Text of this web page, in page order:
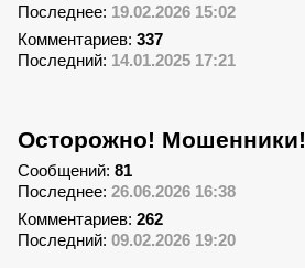
Последнее: 19.02.2026 15:02
Комментариев: 337
Последний: 14.01.2025 17:21
Осторожно! Мошенники!
Сообщений: 81
Последнее: 26.06.2026 16:38
Комментариев: 262
Последний: 09.02.2026 19:20